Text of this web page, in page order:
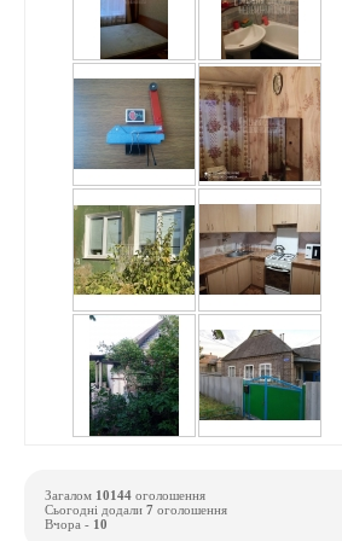
Загалом 10144 оголошення
Сьогодні додали 7 оголошення
Вчора - 10